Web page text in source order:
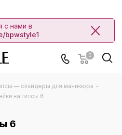
с нами в
bpwstyle1
0
— слайдеры для маникюра -
на типсы 6
6